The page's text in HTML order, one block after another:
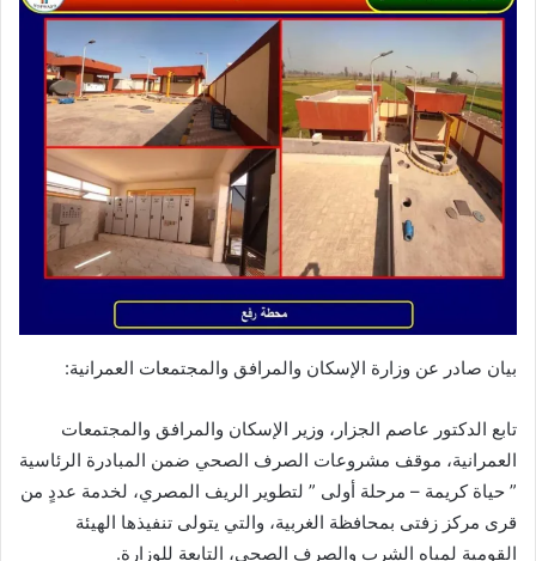
بيان صادر عن وزارة الإسكان والمرافق والمجتمعات العمرانية:
تابع الدكتور عاصم الجزار، وزير الإسكان والمرافق والمجتمعات
العمرانية، موقف مشروعات الصرف الصحي ضمن المبادرة الرئاسية
” حياة كريمة – مرحلة أولى ” لتطوير الريف المصري، لخدمة عددٍ من
قرى مركز زفتى بمحافظة الغربية، والتي يتولى تنفيذها الهيئة
القومية لمياه الشرب والصرف الصحي، التابعة للوزارة.